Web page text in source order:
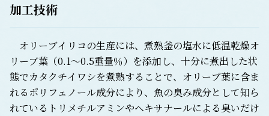
加工技術
オリーブイリコの生産には、煮熟釜の塩水に低温乾燥オ
リーブ葉（0.1～0.5重量％）を添加し、十分に煮出した状
態でカタクチイワシを煮熟することで、オリーブ葉に含ま
れるポリフェノール成分により、魚の臭み成分として知ら
れているトリメチルアミンやヘキサナールによる臭いだけ